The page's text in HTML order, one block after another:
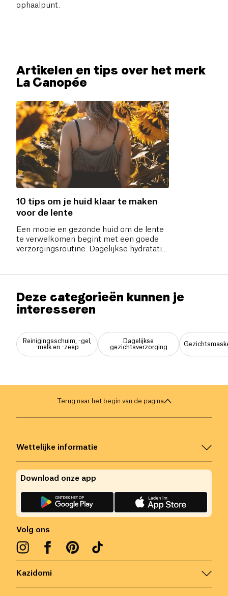
ophaalpunt.
Artikelen en tips over het merk
La Canopée
10 tips om je huid klaar te maken
voor de lente
Een mooie en gezonde huid om de lente
te verwelkomen begint met een goede
verzorgingsroutine. Dagelijkse hydratatie,
Deze categorieën kunnen je
interesseren
Reinigingsschuim, -gel,
-melk en -zeep
Dagelijkse
gezichtsverzorging
Terug naar het begin van de pagina
Kazidomi
Wettelijke informatie
Volg ons
Download onze app